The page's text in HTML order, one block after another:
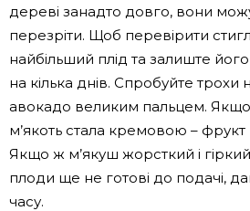
дереві занадто довго, вони
перезріти. Щоб перевірити
найбільший плід та залиште
на кілька днів. Спробуйте трохи
авокадо великим пальцем. Якщо
м’якоть стала кремовою – фрукт
Якщо ж м’якуш жорсткий і
плоди ще не готові до подачі,
часу.